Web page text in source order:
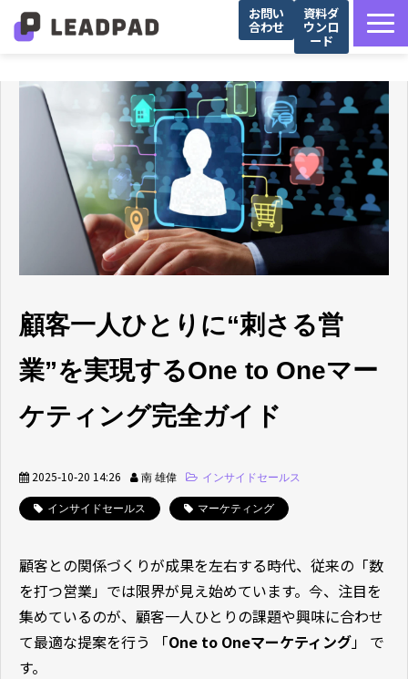
お問い
合わせ
資料ダ
ウンロ
ード
選ばれる理由
営業支援会社様向け
Salesforce導入企業様向け
導入事例
お役立ち記事
セミナー
顧客一人ひとりに“刺さる営
業”を実現するOne to Oneマー
ケティング完全ガイド
2025-10-20 14:26 南 雄偉 インサイドセールス
インサイドセールス マーケティング
顧客との関係づくりが成果を左右する時代、従来の「数
を打つ営業」では限界が見え始めています。今、注目を
集めているのが、顧客一人ひとりの課題や興味に合わせ
て最適な提案を行う 「One to Oneマーケティング」 で
す。